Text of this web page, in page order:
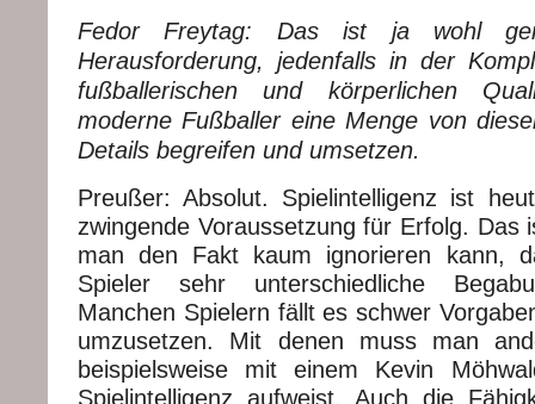
Fedor Freytag: Das ist ja wohl
Herausforderung, jedenfalls in der
fußballerischen und körperlichen
moderne Fußballer eine Menge von
Details begreifen und umsetzen.
Preußer: Absolut. Spielintelligenz ist
zwingende Voraussetzung für Erfolg. Das
man den Fakt kaum ignorieren kann,
Spieler sehr unterschiedliche
Manchen Spielern fällt es schwer
umzusetzen. Mit denen muss man
beispielsweise mit einem Kevin
Spielintelligenz aufweist. Auch die